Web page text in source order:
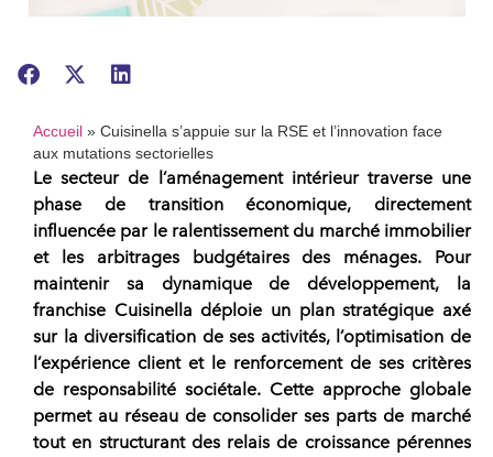
Accueil » Cuisinella s’appuie sur la RSE et l’innovation face
aux mutations sectorielles
Le secteur de l’aménagement intérieur traverse une
phase de transition économique, directement
influencée par le ralentissement du marché immobilier
et les arbitrages budgétaires des ménages. Pour
maintenir sa dynamique de développement, la
franchise Cuisinella déploie un plan stratégique axé
sur la diversification de ses activités, l’optimisation de
l’expérience client et le renforcement de ses critères
de responsabilité sociétale. Cette approche globale
permet au réseau de consolider ses parts de marché
tout en structurant des relais de croissance pérennes